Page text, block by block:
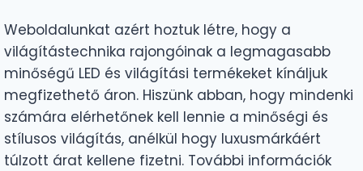
Weboldalunkat azért hoztuk létre, hogy a
világítástechnika rajongóinak a legmagasabb
minőségű LED és világítási termékeket kínáljuk
megfizethető áron. Hiszünk abban, hogy mindenki
számára elérhetőnek kell lennie a minőségi és
stílusos világítás, anélkül hogy luxusmárkáért
túlzott árat kellene fizetni. További információk